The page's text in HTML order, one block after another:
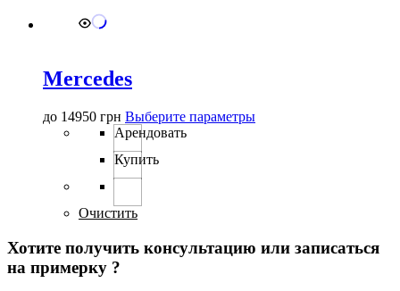
Mercedes
до 14950 грн Выберите параметрыЭтот
на
Арендовать
Купить
Очистить
Хотите получить консультацию или записаться
на примерку ?